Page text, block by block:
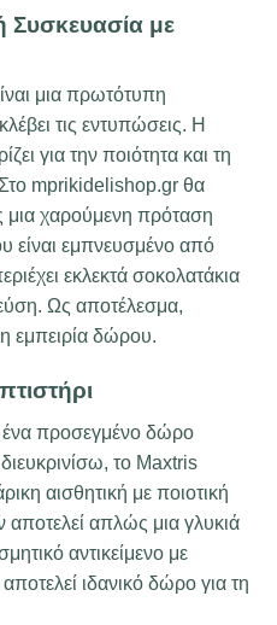
Συσκευασία με
μια πρωτότυπη
τις εντυπώσεις. Η
για την ποιότητα και τη
mprikidelishop.gr θα
μια χαρούμενη πρόταση
είναι εμπνευσμένο από
εκλεκτά σοκολατάκια
Ως αποτέλεσμα,
εμπειρία δώρου.
ένα προσεγμένο δώρο
διευκρινίσω, το Maxtris
αισθητική με ποιοτική
απλώς μια γλυκιά
αντικείμενο με
ιδανικό δώρο για τη